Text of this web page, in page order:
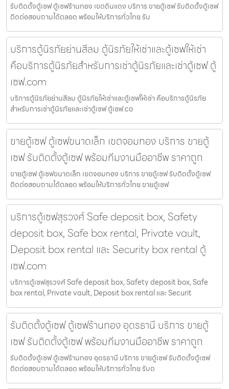
รับติดตั้งตู้เซฟ ตู้เซฟร้านทอง เขตดินแดง บริการ ขายตู้เซฟ รับติดตั้งตู้เซฟ
ติดต่อสอบถามได้ตลอด พร้อมให้บริการทั่วไทย รับ
บริการตู้นิรภัยย่านสีลม ตู้นิรภัยให้เช่าและตู้เซฟให้เช่า
คือบริการตู้นิรภัยสำหรับการเช่าตู้นิรภัยและเช่าตู้เซฟ ตู้
เซฟ.com
บริการตู้นิรภัยย่านสีลม ตู้นิรภัยให้เช่าและตู้เซฟให้เช่า คือบริการตู้นิรภัย
สำหรับการเช่าตู้นิรภัยและเช่าตู้เซฟ ตู้เซฟ.co
ขายตู้เซฟ ตู้เซฟขนาดเล็ก เขตจอมทอง บริการ ขายตู้
เซฟ รับติดตั้งตู้เซฟ พร้อมทีมงานมืออาชีพ ราคาถูก
ขายตู้เซฟ ตู้เซฟขนาดเล็ก เขตจอมทอง บริการ ขายตู้เซฟ รับติดตั้งตู้เซฟ
ติดต่อสอบถามได้ตลอด พร้อมให้บริการทั่วไทย ขายตู้เซฟ
บริการตู้เซฟสุรวงศ์ Safe deposit box, Safety
deposit box, Safe box rental, Private vault,
Deposit box rental และ Security box rental ตู้
เซฟ.com
บริการตู้เซฟสุรวงศ์ Safe deposit box, Safety deposit box, Safe
box rental, Private vault, Deposit box rental และ Securit
รับติดตั้งตู้เซฟ ตู้เซฟร้านทอง อุดรธานี บริการ ขายตู้
เซฟ รับติดตั้งตู้เซฟ พร้อมทีมงานมืออาชีพ ราคาถูก
รับติดตั้งตู้เซฟ ตู้เซฟร้านทอง อุดรธานี บริการ ขายตู้เซฟ รับติดตั้งตู้เซฟ
ติดต่อสอบถามได้ตลอด พร้อมให้บริการทั่วไทย รับต